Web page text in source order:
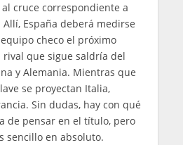
cruce correspondiente a
España deberá medirse
checo el próximo
rival que sigue saldría del
y Alemania. Mientras que
se proyectan Italia,
Sin dudas, hay con qué
de pensar en el título, pero
sencillo en absoluto.